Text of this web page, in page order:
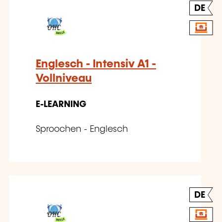
DE
Englesch - Intensiv A1 -
Vollniveau
E-LEARNING
Sproochen - Englesch
DE